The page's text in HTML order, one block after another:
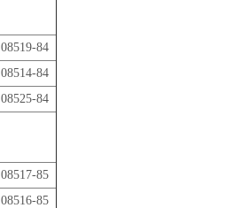
08519-84
08514-84
08525-84
08517-85
08516-85